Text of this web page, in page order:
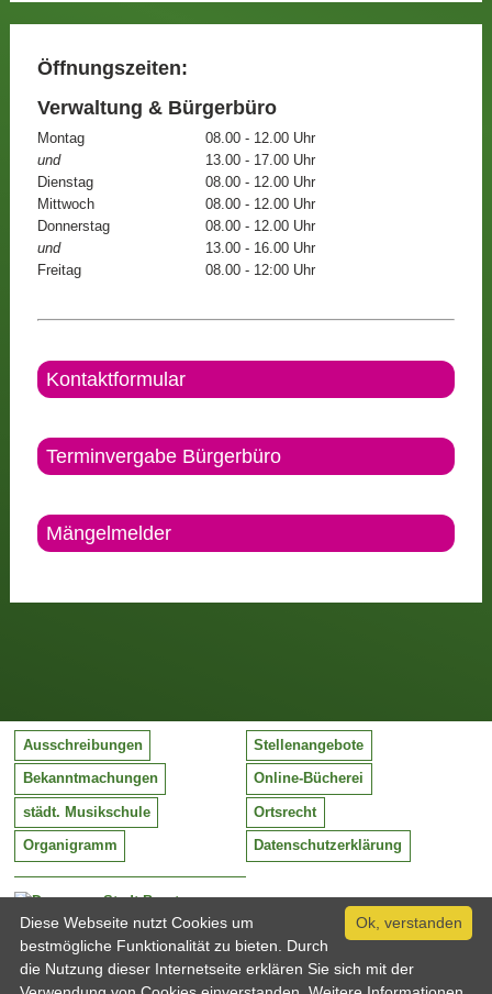
Öffnungszeiten:
Verwaltung & Bürgerbüro
Montag
08.00 - 12.00 Uhr
und
13.00 - 17.00 Uhr
Dienstag
08.00 - 12.00 Uhr
Mittwoch
08.00 - 12.00 Uhr
Donnerstag
08.00 - 12.00 Uhr
und
13.00 - 16.00 Uhr
Freitag
08.00 - 12:00 Uhr
Kontaktformular
Terminvergabe Bürgerbüro
Mängelmelder
Stadt Barntrup
Mittelstraße 38
32683 Barntrup
Tel:
05263 / 409-0
Ausschreibungen Stellenangebote
Bekanntmachungen Online-Bücherei
städt. Musikschule Ortsrecht
Organigramm Datenschutzerklärung
Ok, verstanden
Diese Webseite nutzt Cookies um
bestmögliche Funktionalität zu bieten. Durch
die Nutzung dieser Internetseite erklären Sie sich mit der